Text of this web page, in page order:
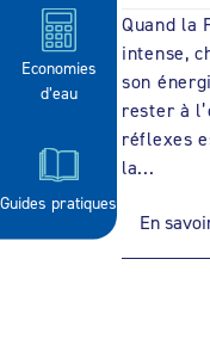
Economies
d’eau
Guides pratiques
Quand la
intense,
son
rester à
réflexes
la...
En